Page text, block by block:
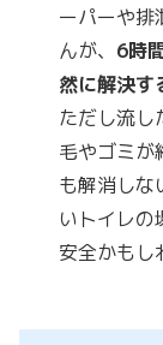
ーパーや排
んが、 6時
然に解決す
ただし流し
毛やゴミが
も解消しな
いトイレの
安全かもし